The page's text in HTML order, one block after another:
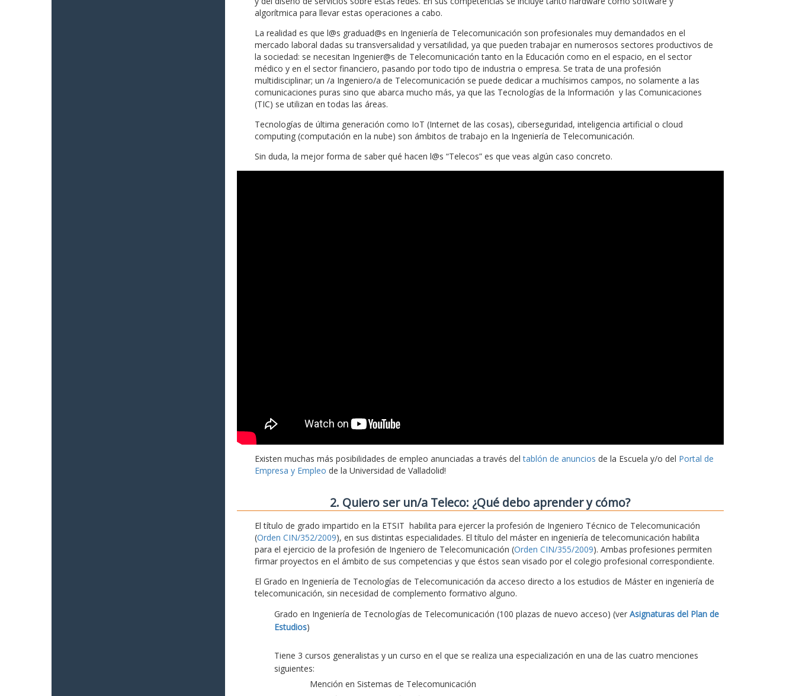
algorítmica para llevar estas operaciones a cabo.
La realidad es que l@s graduad@s en Ingeniería de Telecomunicación son profesionales muy demandados en el
mercado laboral dadas su transversalidad y versatilidad, ya que pueden trabajar en numerosos sectores productivos de
la sociedad: se necesitan Ingenier@s de Telecomunicación tanto en la Educación como en el espacio, en el sector
médico y en el sector financiero, pasando por todo tipo de industria o empresa. Se trata de una profesión
multidisciplinar; un /a Ingeniero/a de Telecomunicación se puede dedicar a muchísimos campos, no solamente a las
comunicaciones puras sino que abarca mucho más, ya que las Tecnologías de la Información y las Comunicaciones
(TIC) se utilizan en todas las áreas.
Tecnologías de última generación como IoT (Internet de las cosas), ciberseguridad, inteligencia artificial o cloud
computing (computación en la nube) son ámbitos de trabajo en la Ingeniería de Telecomunicación.
Sin duda, la mejor forma de saber qué hacen l@s “Telecos” es que veas algún caso concreto.
Existen muchas más posibilidades de empleo anunciadas a través deltablón de anuncios de la Escuela y/o del Portal de
Empresa y Empleo de la Universidad de Valladolid!
2. Quiero ser un/a Teleco: ¿Qué debo aprender y cómo?
El título de grado impartido en la ETSIT habilita para ejercer la profesión de Ingeniero Técnico de Telecomunicación
(Orden CIN/352/2009), en sus distintas especialidades. El título del máster en ingeniería de telecomunicación habilita
para el ejercicio de la profesión de Ingeniero de Telecomunicación (Orden CIN/355/2009). Ambas profesiones permiten
firmar proyectos en el ámbito de sus competencias y que éstos sean visado por el colegio profesional correspondiente.
El Grado en Ingeniería de Tecnologías de Telecomunicación da acceso directo a los estudios de Máster en ingeniería de
telecomunicación, sin necesidad de complemento formativo alguno.
Grado en Ingeniería de Tecnologías de Telecomunicación (100 plazas de nuevo acceso) (ver Asignaturas del Plan de
Estudios)
Tiene 3 cursos generalistas y un curso en el que se realiza una especialización en una de las cuatro menciones
siguientes:
Mención en Sistemas de Telecomunicación